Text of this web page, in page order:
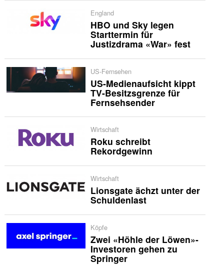
England
HBO und Sky legen
Starttermin für
Justizdrama «War» fest
US-Fernsehen
US-Medienaufsicht kippt
TV-Besitzsgrenze für
Fernsehsender
Wirtschaft
Roku schreibt
Rekordgewinn
Wirtschaft
Lionsgate ächzt unter der
Schuldenlast
Köpfe
Zwei «Höhle der Löwen»-
Investoren gehen zu
Springer